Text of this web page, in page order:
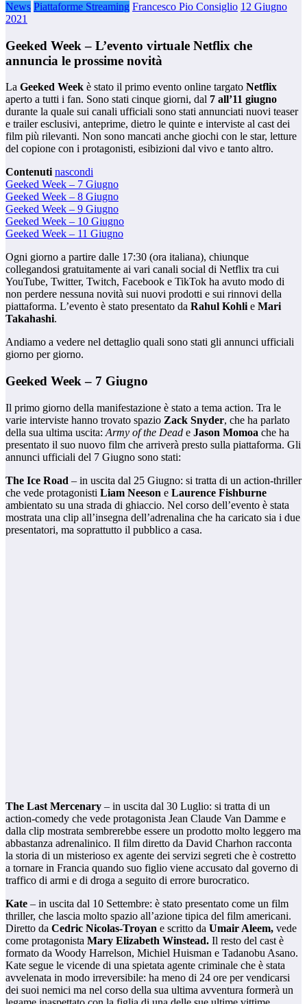
News Piattaforme Streaming Francesco Pio Consiglio 12 Giugno
2021
Geeked Week – L’evento virtuale Netflix che
annuncia le prossime novità
La Geeked Week è stato il primo evento online targato Netflix
aperto a tutti i fan. Sono stati cinque giorni, dal 7 all’11 giugno
durante la quale sui canali ufficiali sono stati annunciati nuovi teaser
e trailer esclusivi, anteprime, dietro le quinte e interviste al cast dei
film più rilevanti. Non sono mancati anche giochi con le star, letture
del copione con i protagonisti, esibizioni dal vivo e tanto altro.
Contenuti nascondi
Geeked Week – 7 Giugno
Geeked Week – 8 Giugno
Geeked Week – 9 Giugno
Geeked Week – 10 Giugno
Geeked Week – 11 Giugno
Ogni giorno a partire dalle 17:30 (ora italiana), chiunque
collegandosi gratuitamente ai vari canali social di Netflix tra cui
YouTube, Twitter, Twitch, Facebook e TikTok ha avuto modo di
non perdere nessuna novità sui nuovi prodotti e sui rinnovi della
piattaforma. L’evento è stato presentato da Rahul Kohlie Mari
Takahashi.
Andiamo a vedere nel dettaglio quali sono stati gli annunci ufficiali
giorno per giorno.
Geeked Week – 7 Giugno
Il primo giorno della manifestazione è stato a tema action. Tra le
varie interviste hanno trovato spazio Zack Snyder, che ha parlato
della sua ultima uscita: Army of the Dead e Jason Momoa che ha
presentato il suo nuovo film che arriverà presto sulla piattaforma. Gli
annunci ufficiali del 7 Giugno sono stati:
The Ice Road – in uscita dal 25 Giugno: si tratta di un action-thriller
che vede protagonisti Liam Neeson e Laurence Fishburne
ambientato su una strada di ghiaccio. Nel corso dell’evento è stata
mostrata una clip all’insegna dell’adrenalina che ha caricato sia i due
presentatori, ma soprattutto il pubblico a casa.
The Last Mercenary – in uscita dal 30 Luglio: si tratta di un
action-comedy che vede protagonista Jean Claude Van Damme e
dalla clip mostrata sembrerebbe essere un prodotto molto leggero ma
abbastanza adrenalinico. Il film diretto da David Charhon racconta
la storia di un misterioso ex agente dei servizi segreti che è costretto
a tornare in Francia quando suo figlio viene accusato dal governo di
traffico di armi e di droga a seguito di errore burocratico.
Kate – in uscita dal 10 Settembre: è stato presentato come un film
thriller, che lascia molto spazio all’azione tipica del film americani.
Diretto da Cedric Nicolas-Troyan e scritto da Umair Aleem, vede
come protagonista Mary Elizabeth Winstead. Il resto del cast è
formato da Woody Harrelson, Michiel Huisman e Tadanobu Asano.
Kate segue le vicende di una spietata agente criminale che è stata
avvelenata in modo irreversibile: ha meno di 24 ore per vendicarsi
dei suoi nemici ma nel corso della sua ultima avventura formerà un